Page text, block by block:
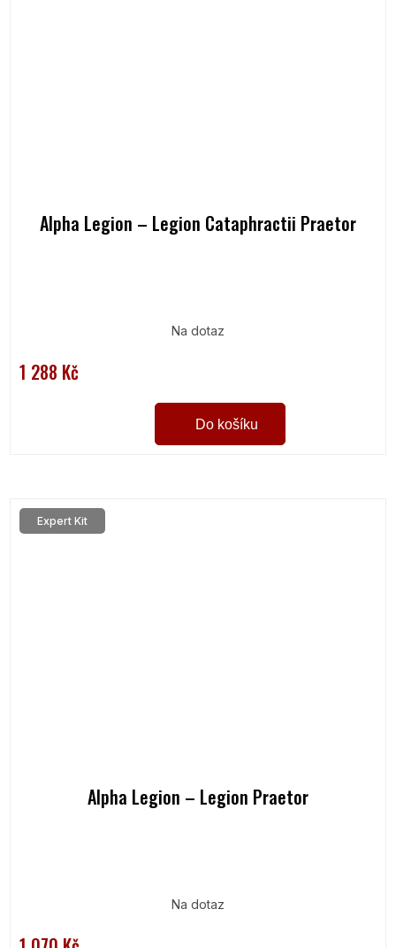
Alpha Legion – Legion Cataphractii Praetor
Na dotaz
1 288 Kč
Do košíku
Expert Kit
Alpha Legion – Legion Praetor
Na dotaz